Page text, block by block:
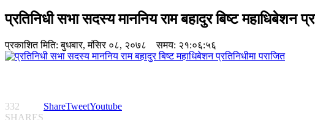
प्रतिनिधी सभा सदस्य माननिय राम बहादुर बिष्ट महाधिबेशन
प्रकाशित मिति:बुधबार, मंसिर ०८, २०७८ समय: २१:०६:५६
332
SHARES
ShareTweetYoutube